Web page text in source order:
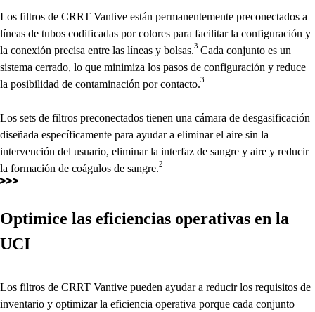
Los filtros de CRRT Vantive están permanentemente preconectados a
líneas de tubos codificadas por colores para facilitar la configuración y
la conexión precisa entre las líneas y bolsas.3 Cada conjunto es un
sistema cerrado, lo que minimiza los pasos de configuración y reduce
la posibilidad de contaminación por contacto.3
Los sets de filtros preconectados tienen una cámara de desgasificación
diseñada específicamente para ayudar a eliminar el aire sin la
intervención del usuario, eliminar la interfaz de sangre y aire y reducir
la formación de coágulos de sangre.2
Optimice las eficiencias operativas en la
UCI
Los filtros de CRRT Vantive pueden ayudar a reducir los requisitos de
inventario y optimizar la eficiencia operativa porque cada conjunto